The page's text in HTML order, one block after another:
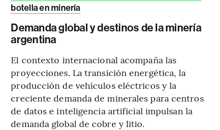
botella en minería
Demanda global y destinos de la minería
argentina
El contexto internacional acompaña las
proyecciones. La transición energética, la
producción de vehículos eléctricos y la
creciente demanda de minerales para centros
de datos e inteligencia artificial impulsan la
demanda global de cobre y litio.